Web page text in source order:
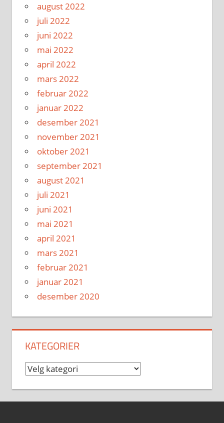
august 2022
juli 2022
juni 2022
mai 2022
april 2022
mars 2022
februar 2022
januar 2022
desember 2021
november 2021
oktober 2021
september 2021
august 2021
juli 2021
juni 2021
mai 2021
april 2021
mars 2021
februar 2021
januar 2021
desember 2020
KATEGORIER
Kategorier